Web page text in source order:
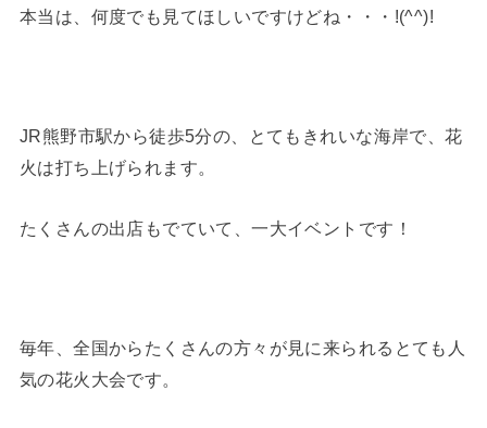
本当は、何度でも見てほしいですけどね・・・!(^^)!
JR熊野市駅から徒歩5分の、とてもきれいな海岸で、花
火は打ち上げられます。
たくさんの出店もでていて、一大イベントです！
毎年、全国からたくさんの方々が見に来られるとても人
気の花火大会です。